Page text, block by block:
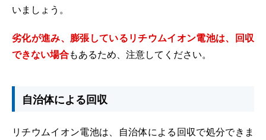
いましょう。
劣化が進み、膨張しているリチウムイオン電池は、回収
できない場合もあるため、注意してください。
自治体による回収
リチウムイオン電池は、自治体による回収で処分できま